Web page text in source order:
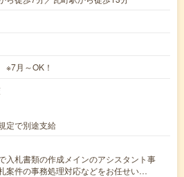
月～OK！
定で別途支給
入札書類の作成メインのアシスタント事
案件の事務処理対応などをお任せい…